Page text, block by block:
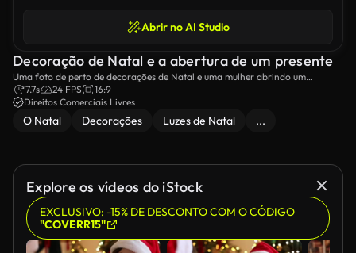
Abrir no AI Studio
Decoração de Natal e a abertura de um presente
Uma foto de perto de decorações de Natal e uma mulher abrindo um
presente em segundo plano.
7.7s 24 FPS
16:9
Direitos Comerciais Livres
O Natal Decorações Luzes de Natal ...
Explore os vídeos do iStock
EXCLUSIVO: -15% DE DESCONTO COM O CÓDIGO
"COVERR15"